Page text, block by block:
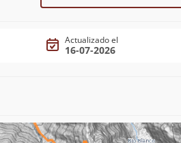
Actualizado el
16-07-2026